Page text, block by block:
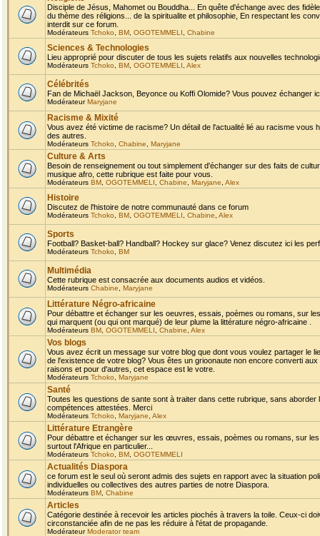
Disciple de Jésus, Mahomet ou Bouddha... En quête d'échange avec des
du thème des réligions... de la spiritualite et philosophie, En respectant les
interdit sur ce forum.
Modérateurs Tchoko BM OGOTEMMELI Chabine
Sciences & Technologies
Lieu approprié pour discuter de tous les sujets relatifs aux nouvelles
Modérateurs Tchoko BM OGOTEMMELI Alex
Célébrités
Fan de Michaël Jackson, Beyonce ou Koffi Olomide? Vous pouvez échanger
ModérateurMaryjane
Racisme & Mixité
Vous avez été victime de racisme? Un détail de l'actualité lié au racisme
des autres.
Modérateurs Tchoko Chabine Maryjane
Culture & Arts
Besoin de renseignement ou tout simplement d'échanger sur des faits de
musique afro, cette rubrique est faite pour vous.
Modérateurs BM OGOTEMMELI Chabine Maryjane Alex
Histoire
Discutez de l'histoire de notre communauté dans ce forum
Modérateurs Tchoko BM OGOTEMMELI Chabine Alex
Sports
Football? Basket-ball? Handball? Hockey sur glace? Venez discutez ici les
Modérateurs Tchoko BM
Multimédia
Cette rubrique est consacrée aux documents audios et vidéos.
Modérateurs Chabine Maryjane
Littérature Négro-africaine
Pour débattre et échanger sur les oeuvres, essais, poèmes ou romans, sur
qui marquent (ou qui ont marqué) de leur plume la littérature négro-africaine .
Modérateurs BM OGOTEMMELI Chabine Alex
Vos blogs
Vous avez écrit un message sur votre blog que dont vous voulez partager le
de l'existence de votre blog? Vous êtes un grioonaute non encore converti
raisons et pour d'autres, cet espace est le votre.
Modérateurs Tchoko Maryjane
Santé
Toutes les questions de sante sont à traiter dans cette rubrique, sans
compétences attestées. Merci
Modérateurs Tchoko Maryjane Alex
Littérature Etrangère
Pour débattre et échanger sur les œuvres, essais, poèmes ou romans, sur
surtout l'Afrique en particulier...
Modérateurs Tchoko BM OGOTEMMELI
Actualités Diaspora
ce forum est le seul où seront admis des sujets en rapport avec la situation
individuelles ou collectives des autres parties de notre Diaspora.
Modérateurs BM Chabine
Articles
Catégorie destinée à recevoir les articles piochés à travers la toile. Ceux-ci
circonstanciée afin de ne pas les réduire à l'état de propagande.
ModérateurModerator team